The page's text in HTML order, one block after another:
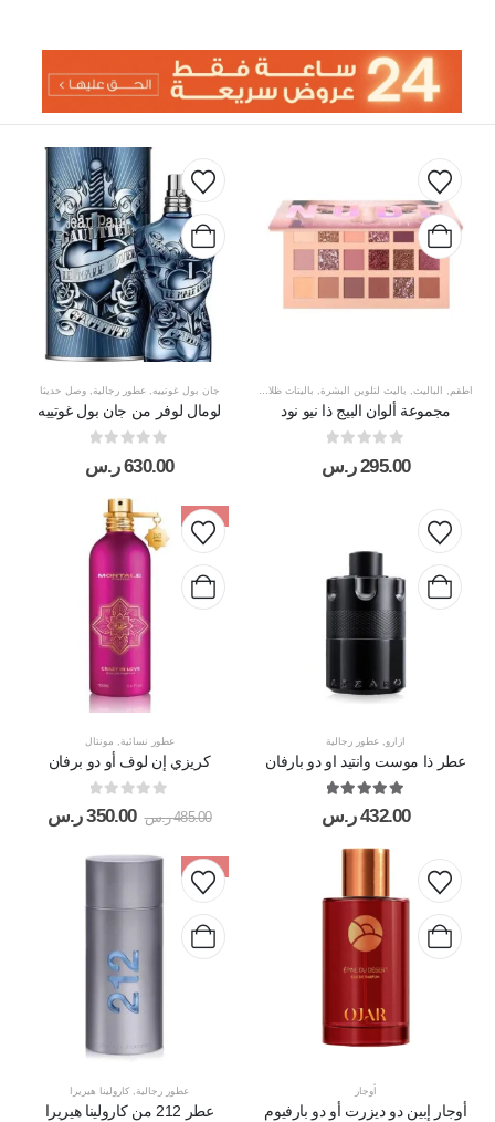
اطقم , الباليت, باليت لتلوين البشرة, باليتات ظلال العيون باليتات للوجه ,ظلال العيون,مجموعة العناية
مجموعة ألوان البيج ذا نيو نود
0
out of 5
295.00 ر.س
جان بول غوتييه,عطور رجالية,وصل حديثا
لومال لوفر من جان بول غوتييه
0
out of 5
630.00 ر.س
ازارو عطور رجالية
عطر ذا موست وانتيد او دو بارفان
5.00
out of 5
432.00 ر.س
-28%
عطور نسائية مونتال
كريزي إن لوف أو دو برفان
485.00 ر.س 350.00 ر.س
أوجار
أوجار إبين دو ديزرت أو دو بارفيوم
-38%
عطور رجالية, كارولينا هيريرا
عطر 212 من كارولينا هيريرا